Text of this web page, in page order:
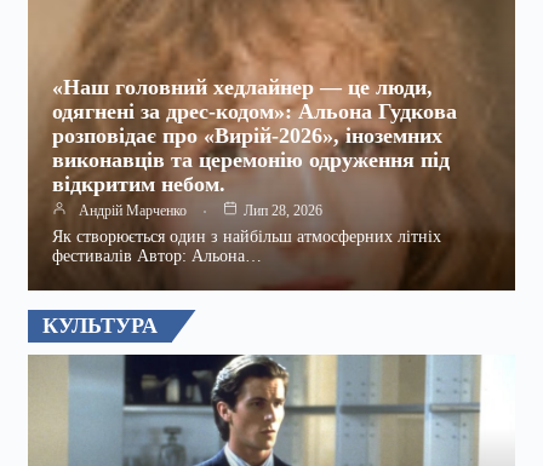
«Наш головний хедлайнер — це люди,
одягнені за дрес-кодом»: Альона Гудкова
розповідає про «Вирій-2026», іноземних
виконавців та церемонію одруження під
відкритим небом.
Андрій Марченко Лип 28, 2026
Як створюється один з найбільш атмосферних літніх
фестивалів Автор: Альона…
КУЛЬТУРА